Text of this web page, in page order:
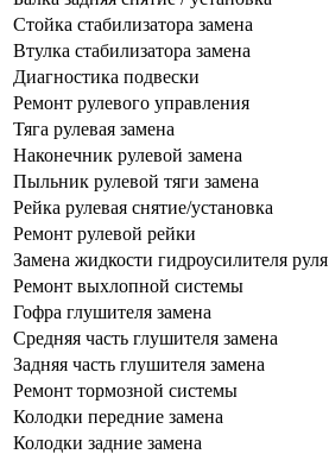
Стойка стабилизатора замена
Втулка стабилизатора замена
Диагностика подвески
Ремонт рулевого управления
Тяга рулевая замена
Наконечник рулевой замена
Пыльник рулевой тяги замена
Рейка рулевая снятие/установка
Ремонт рулевой рейки
Замена жидкости гидроусилителя руля
Ремонт выхлопной системы
Гофра глушителя замена
Средняя часть глушителя замена
Задняя часть глушителя замена
Ремонт тормозной системы
Колодки передние замена
Колодки задние замена